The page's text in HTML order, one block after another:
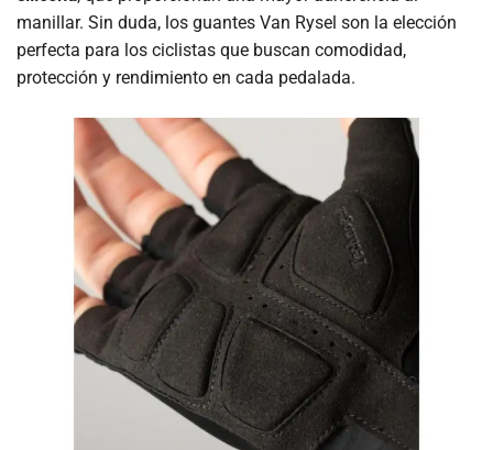
manillar. Sin duda, los guantes Van Rysel son la elección
perfecta para los ciclistas que buscan comodidad,
protección y rendimiento en cada pedalada.